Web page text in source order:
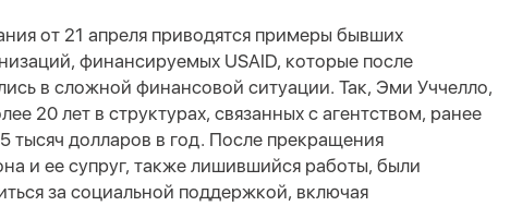
от 21 апреля приводятся примеры бывших
финансируемых USAID, которые после
в сложной финансовой ситуации. Так, Эми Уччелло,
20 лет в структурах, связанных с агентством, ранее
тысяч долларов в год. После прекращения
и ее супруг, также лишившийся работы, были
за социальной поддержкой, включая